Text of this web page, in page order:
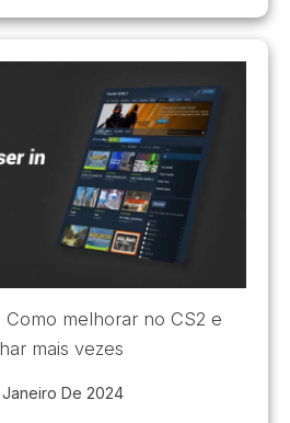
Como melhorar no CS2 e
mais vezes
Janeiro De 2024